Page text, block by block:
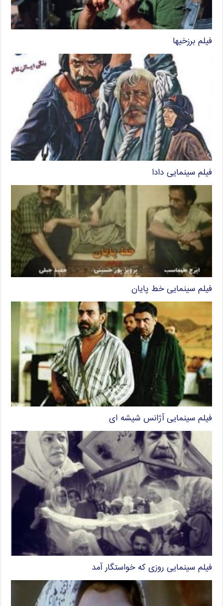
فیلم برزخیها
فیلم سینمایی دادا
فیلم سینمایی خط پایان
فیلم سینمایی آژانس شیشه ای
فیلم سینمایی روزی که خواستگار آمد